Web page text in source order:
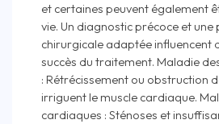
et certaines peuvent également
vie. Un diagnostic précoce et une
chirurgicale adaptée influencent
succès du traitement. Maladie
: Rétrécissement ou obstruction
irriguent le muscle cardiaque.
cardiaques : Sténoses et